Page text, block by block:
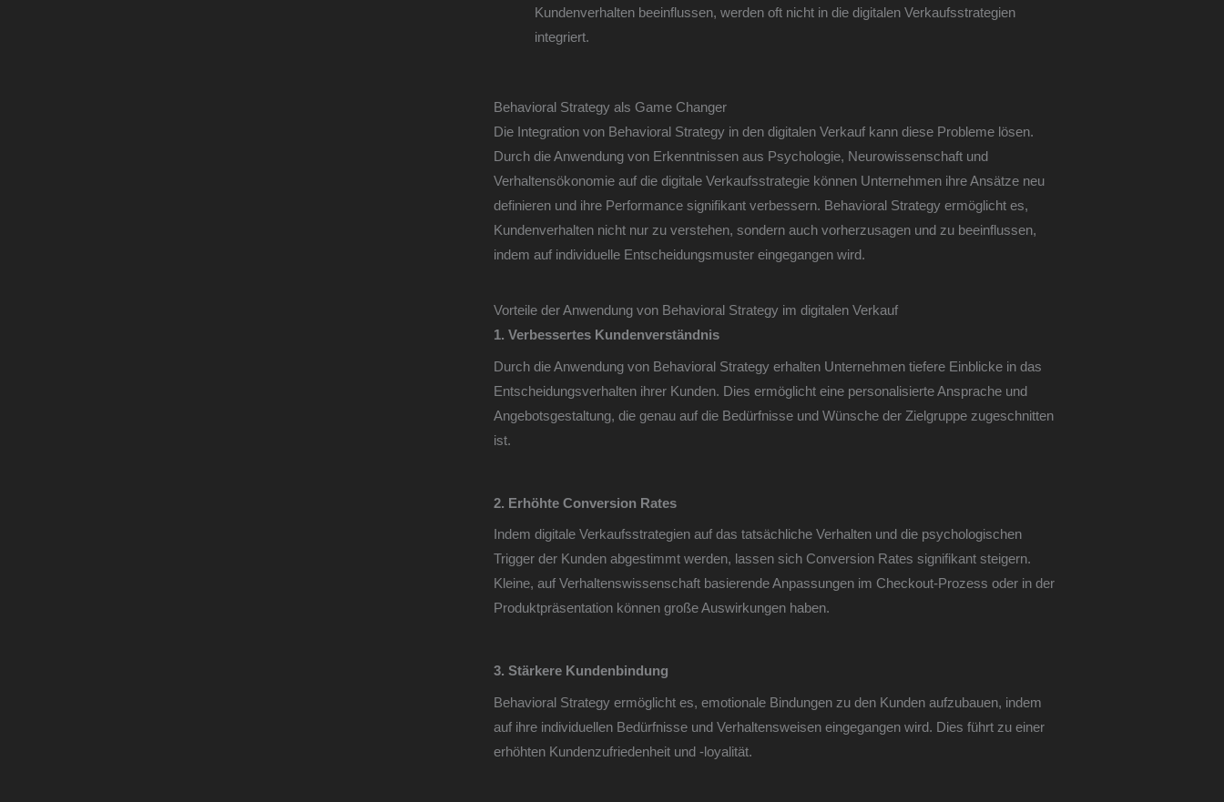
Kundenverhalten beeinflussen, werden oft nicht in die digitalen Verkaufsstrategien
integriert.
Behavioral Strategy als Game Changer
Die Integration von Behavioral Strategy in den digitalen Verkauf kann diese Probleme lösen.
Durch die Anwendung von Erkenntnissen aus Psychologie, Neurowissenschaft und
Verhaltensökonomie auf die digitale Verkaufsstrategie können Unternehmen ihre Ansätze neu
definieren und ihre Performance signifikant verbessern. Behavioral Strategy ermöglicht es,
Kundenverhalten nicht nur zu verstehen, sondern auch vorherzusagen und zu beeinflussen,
indem auf individuelle Entscheidungsmuster eingegangen wird.
Vorteile der Anwendung von Behavioral Strategy im digitalen Verkauf
1. Verbessertes Kundenverständnis
Durch die Anwendung von Behavioral Strategy erhalten Unternehmen tiefere Einblicke in das
Entscheidungsverhalten ihrer Kunden. Dies ermöglicht eine personalisierte Ansprache und
Angebotsgestaltung, die genau auf die Bedürfnisse und Wünsche der Zielgruppe zugeschnitten
ist.
2. Erhöhte Conversion Rates
Indem digitale Verkaufsstrategien auf das tatsächliche Verhalten und die psychologischen
Trigger der Kunden abgestimmt werden, lassen sich Conversion Rates signifikant steigern.
Kleine, auf Verhaltenswissenschaft basierende Anpassungen im Checkout-Prozess oder in der
Produktpräsentation können große Auswirkungen haben.
3. Stärkere Kundenbindung
Behavioral Strategy ermöglicht es, emotionale Bindungen zu den Kunden aufzubauen, indem
auf ihre individuellen Bedürfnisse und Verhaltensweisen eingegangen wird. Dies führt zu einer
erhöhten Kundenzufriedenheit und -loyalität.